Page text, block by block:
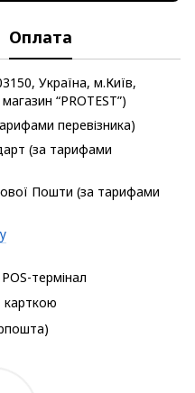
Оплата
Україна, м.Київ,
“PROTEST”)
перевізника)
(за тарифами
Пошти (за тарифами
термінал
карткою